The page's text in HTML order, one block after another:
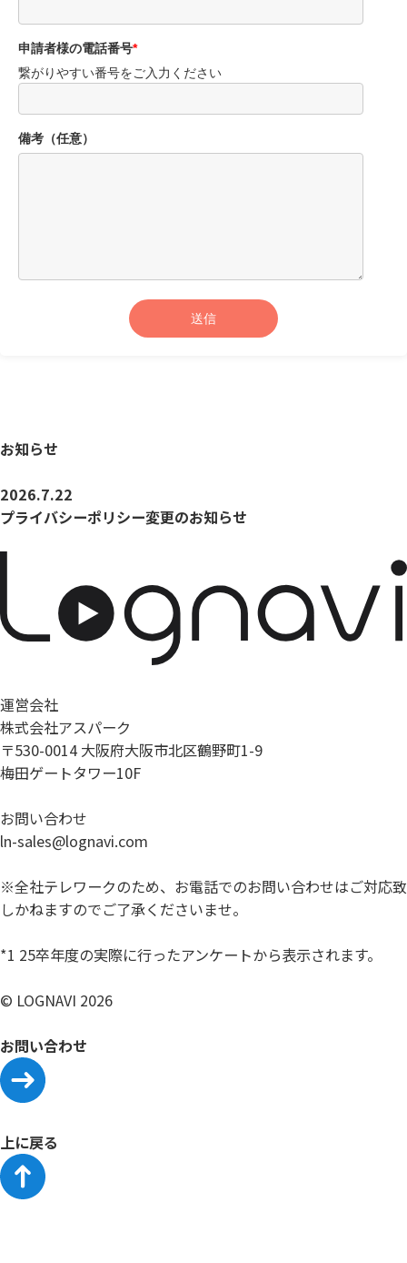
申請者様の電話番号*
繋がりやすい番号をご入力ください
備考（任意）
お知らせ
2026.7.22
プライバシーポリシー変更のお知らせ
運営会社
株式会社アスパーク
〒530-0014 大阪府大阪市北区鶴野町1-9
梅田ゲートタワー10F
お問い合わせ
ln-sales@lognavi.com
※全社テレワークのため、お電話でのお問い合わせはご対応致
しかねますのでご了承くださいませ。
*1 25卒年度の実際に行ったアンケートから表示されます。
© LOGNAVI 2026
お問い合わせ
上に戻る